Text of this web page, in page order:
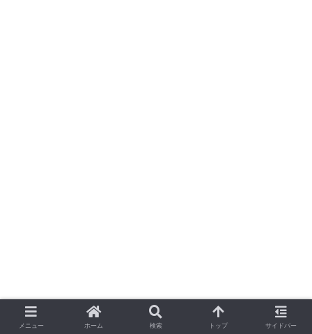
メニュー ホーム 検索 トップ サイドバー